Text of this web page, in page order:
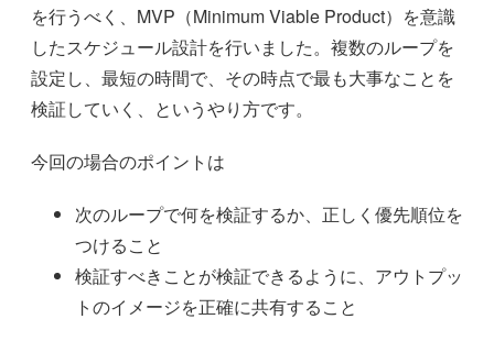
を行うべく、MVP（Minimum Viable Product）を意識
したスケジュール設計を行いました。複数のループを
設定し、最短の時間で、その時点で最も大事なことを
検証していく、というやり方です。
今回の場合のポイントは
次のループで何を検証するか、正しく優先順位を
つけること
検証すべきことが検証できるように、アウトプッ
トのイメージを正確に共有すること